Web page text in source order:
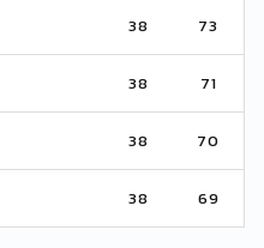
38 73
38 71
38 70
38 69